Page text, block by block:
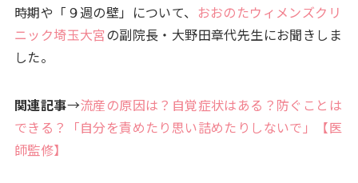
時期や「９週の壁」について、 おおのたウィメンズクリ
ニック埼玉大宮の副院長・大野田章代先生にお聞きしま
した。
関連記事→流産の原因は？自覚症状はある？防ぐことは
できる？「自分を責めたり思い詰めたりしないで」【医
師監修】